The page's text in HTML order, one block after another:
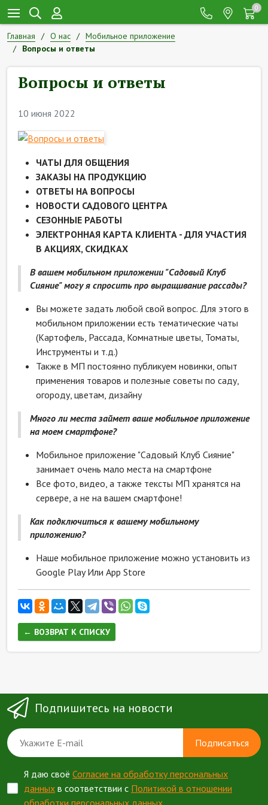
0
Главная О нас
Мобильное приложение
Вопросы и ответы
Вопросы и ответы
10 июня 2022
ЧАТЫ ДЛЯ ОБЩЕНИЯ
ЗАКАЗЫ НА ПРОДУКЦИЮ
ОТВЕТЫ НА ВОПРОСЫ
НОВОСТИ САДОВОГО ЦЕНТРА
СЕЗОННЫЕ РАБОТЫ
ЭЛЕКТРОННАЯ КАРТА КЛИЕНТА - ДЛЯ УЧАСТИЯ
В АКЦИЯХ, СКИДКАХ
В вашем мобильном приложении "Садовый Клуб
Сияние" могу я спросить про выращивание рассады?
Вы можете задать любой свой вопрос. Для этого в
мобильном приложении есть тематические чаты
(Картофель, Рассада, Комнатные цветы, Томаты,
Инструменты и т.д.)
Также в МП постоянно публикуем новинки, опыт
применения товаров и полезные советы по саду,
огороду, цветам, дизайну
Много ли места займет ваше мобильное приложение
на моем смартфоне?
Мобильное приложение "Садовый Клуб Сияние"
занимает очень мало места на смартфоне
Все фото, видео, а также тексты МП хранятся на
сервере, а не на вашем смартфоне!
Как подключиться к вашему мобильному
приложению?
Наше мобильное приложение можно установить из
Google Play Или App Store
← ВОЗВРАТ К СПИСКУ
Подпишитесь на новости
Подписаться
Я даю своё Согласие на обработку персональных
данных в соответствии с Политикой в отношении
обработки персональных данных